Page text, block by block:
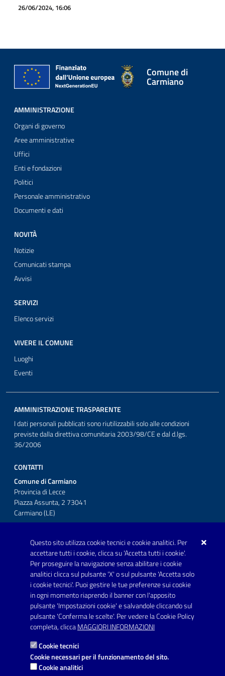
Questo sito utilizza cookie tecnici e cookie analitici. Per
accettare tutti i cookie, clicca su 'Accetta tutti i cookie'.
Per proseguire la navigazione senza abilitare i cookie
analitici clicca sul pulsante 'X' o sul pulsante 'Accetta solo
i cookie tecnici'. Puoi gestire le tue preferenze sui cookie
in ogni momento riaprendo il banner con l'apposito
pulsante 'Impostazioni cookie' e salvandole cliccando sul
pulsante 'Conferma le scelte'. Per vedere la Cookie Policy
completa, cliccaMAGGIORI INFORMAZIONI
Cookie tecnici
Cookie necessari per il funzionamento del sito.
Cookie analitici
26/06/2024, 16:06
Comune di
Carmiano
AMMINISTRAZIONE
Organi di governo
Aree amministrative
Uffici
Enti e fondazioni
Politici
Personale amministrativo
Documenti e dati
NOVITÀ
Notizie
Comunicati stampa
Avvisi
SERVIZI
Elenco servizi
VIVERE IL COMUNE
Luoghi
Eventi
AMMINISTRAZIONE TRASPARENTE
I dati personali pubblicati sono riutilizzabili solo alle condizioni
previste dalla direttiva comunitaria 2003/98/CE e dal d.lgs.
36/2006
CONTATTI
Comune di Carmiano
Provincia di Lecce
Piazza Assunta, 2 73041
Carmiano (LE)
Posta Elettronica Certificata:
protocollo.comunecarmiano@pec.rupar.puglia.it
URP - Ufficio Relazioni con il Pubblico
Link utili
Informativa privacy
Dichiarazione di accessibilità
Note legali